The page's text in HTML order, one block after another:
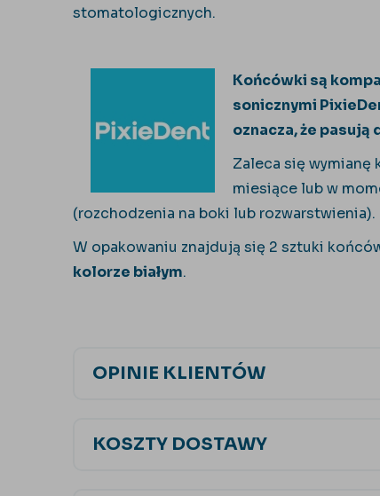
stomatologicznych.
Końcówki są
sonicznymi
oznacza, że pasują
Zaleca się wymianę
miesiące lub w
(rozchodzenia na boki lub rozwarstwienia).
W opakowaniu znajdują się 2 sztuki
kolorze białym.
OPINIE KLIENTÓW
KOSZTY DOSTAWY